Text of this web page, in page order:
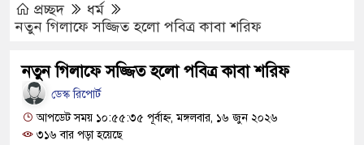
থেকে খুলে ফেলা হচ্ছে মাইক, শুভেন্দু বলছেন-
সবাইকে ঐক্যবদ্ধ থাকার আহ্বান পানিসম্পদমন্ত্রীর
মেহেরপুরে জামায়াতের স্মারকলিপি
প্রচ্ছদ
ধর্ম
নতুন গিলাফে সজ্জিত হলো পবিত্র কাবা শরিফ
নতুন গিলাফে সজ্জিত হলো পবিত্র কাবা শরিফ
ডেস্ক রিপোর্ট
আপডেট সময় ১০:৫৫:৩৫ পূর্বাহ্ন, মঙ্গলবার, ১৬ জুন ২০২৬
৩১৬ বার পড়া হয়েছে